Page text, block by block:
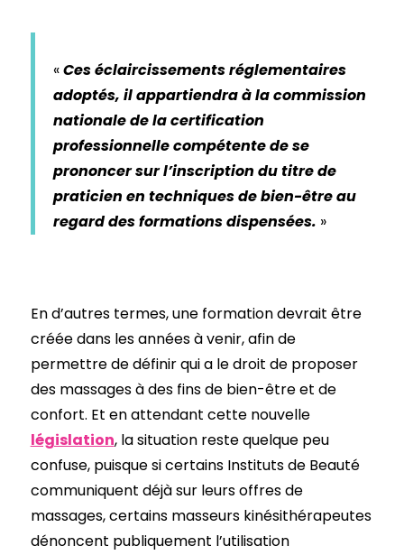
«Ces éclaircissements réglementaires
adoptés, il appartiendra à la commission
nationale de la certification
professionnelle compétente de se
prononcer sur l’inscription du titre de
praticien en techniques de bien-être au
regard des formations dispensées. »
En d’autres termes, une formation devrait être
créée dans les années à venir, afin de
permettre de définir qui a le droit de proposer
des massages à des fins de bien-être et de
confort. Et en attendant cette nouvelle
législation, la situation reste quelque peu
confuse, puisque si certains Instituts de Beauté
communiquent déjà sur leurs offres de
massages, certains masseurs kinésithérapeutes
dénoncent publiquement l’utilisation